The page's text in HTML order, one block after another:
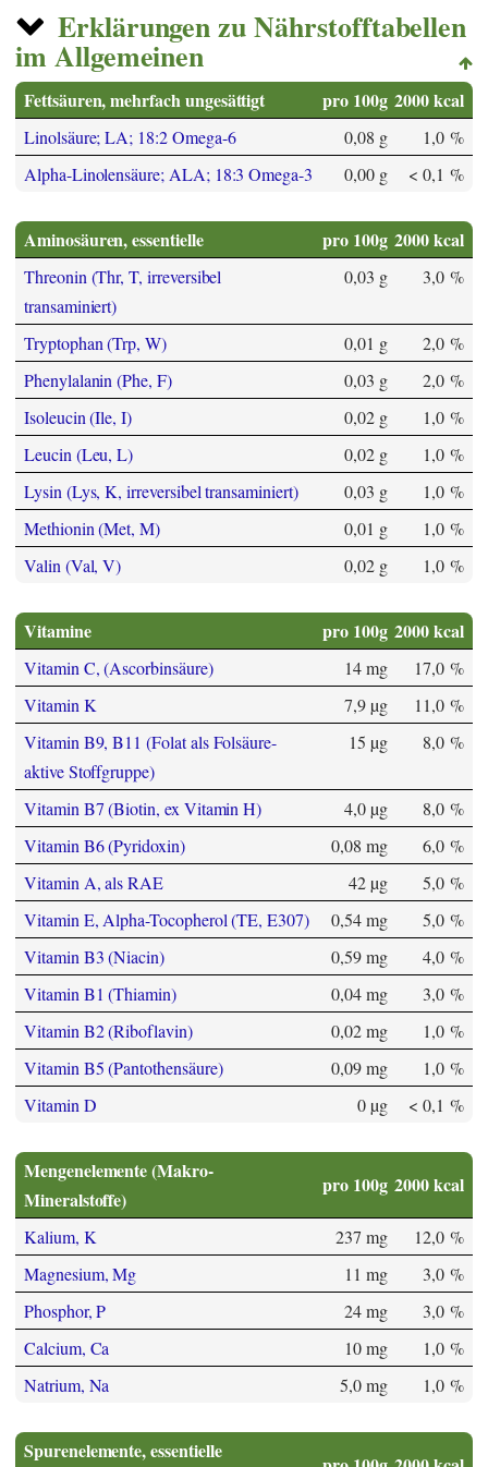
Erklärungen zu Nährstofftabellen
im Allgemeinen
Fettsäuren, mehrfach ungesättigt pro 100g 2000 kcal
Linolsäure; LA; 18:2 Omega-6 0,08 g
1,0 %
Alpha-Linolensäure; ALA; 18:3 Omega-3
0,00 g < 0,1 %
Aminosäuren, essentielle pro 100g 2000 kcal
Threonin (Thr, T, irreversibel
transaminiert)
0,03 g 3,0 %
Tryptophan (Trp, W) 0,01 g
2,0 %
Phenylalanin (Phe, F)
0,03 g
2,0 %
Isoleucin (Ile, I)
0,02 g
1,0 %
Leucin (Leu, L)
0,02 g
1,0 %
Lysin (Lys, K, irreversibel transaminiert)
0,03 g
1,0 %
Methionin (Met, M)
0,01 g
1,0 %
Valin (Val, V)
0,02 g 1,0 %
Vitamine pro 100g 2000 kcal
Vitamin C, (Ascorbinsäure) 14 mg
17,0 %
Vitamin K
7,9 µg
11,0 %
Vitamin B9, B11 (Folat als Folsäure-
aktive Stoffgruppe)
15 µg 8,0 %
Vitamin B7 (Biotin, ex Vitamin H) 4,0 µg
8,0 %
Vitamin B6 (Pyridoxin)
0,08 mg
6,0 %
Vitamin A, als RAE
42 µg
5,0 %
Vitamin E, Alpha-Tocopherol (TE, E307)
0,54 mg
5,0 %
Vitamin B3 (Niacin)
0,59 mg
4,0 %
Vitamin B1 (Thiamin)
0,04 mg
3,0 %
Vitamin B2 (Riboflavin)
0,02 mg
1,0 %
Vitamin B5 (Pantothensäure)
0,09 mg
1,0 %
Vitamin D
0 µg < 0,1 %
Mengenelemente (Makro-
Mineralstoffe)
pro 100g 2000 kcal
Kalium, K 237 mg
12,0 %
Magnesium, Mg
11 mg
3,0 %
Phosphor, P
24 mg
3,0 %
Calcium, Ca
10 mg
1,0 %
Natrium, Na
5,0 mg 1,0 %
Spurenelemente, essentielle